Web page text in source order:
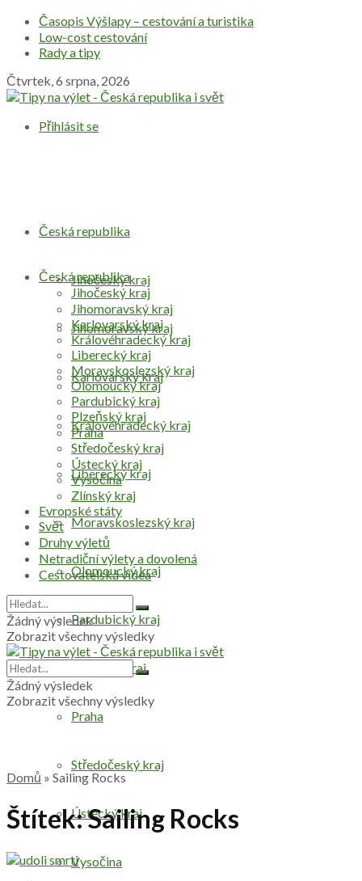
Časopis Výšlapy – cestování a turistika
Low-cost cestování
Rady a tipy
Čtvrtek, 6 srpna, 2026
Přihlásit se
Česká republika
Jihočeský kraj
Jihomoravský kraj
Karlovarský kraj
Královéhradecký kraj
Liberecký kraj
Moravskoslezský kraj
Olomoucký kraj
Pardubický kraj
Plzeňský kraj
Praha
Středočeský kraj
Ústecký kraj
Vysočina
Česká republika
Jihočeský kraj
Jihomoravský kraj
Karlovarský kraj
Královéhradecký kraj
Liberecký kraj
Moravskoslezský kraj
Olomoucký kraj
Pardubický kraj
Plzeňský kraj
Praha
Středočeský kraj
Ústecký kraj
Vysočina
Zlínský kraj
Evropské státy
Svět
Druhy výletů
Netradiční výlety a dovolená
Cestovatelská videa
Žádný výsledek
Zobrazit všechny výsledky
Žádný výsledek
Zobrazit všechny výsledky
Domů » Sailing Rocks
Štítek:Sailing Rocks